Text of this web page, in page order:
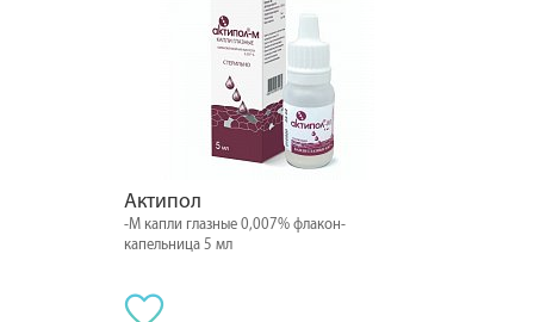
Актипол
-М капли глазные 0,007% флакон-
капельница 5 мл